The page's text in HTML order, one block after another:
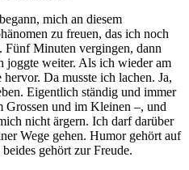
mich an diesem
zu freuen, das ich noch
Fünf Minuten vergingen, dann
joggte weiter. Als ich wieder am
Da musste ich lachen. Ja,
Eigentlich ständig und immer
Grossen und im Kleinen –, und
nicht ärgern. Ich darf darüber
Wege gehen. Humor gehört auf
gehört zur Freude.